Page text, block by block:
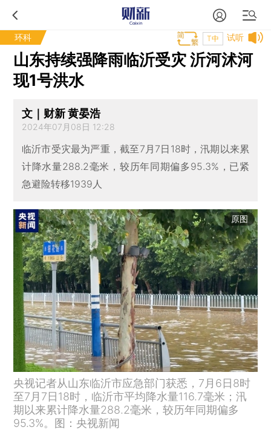
环科 试听
T中
山东持续强降雨临沂受灾 沂河沭河
现1号洪水
文｜财新 黄晏浩
2024年07月08日 12:28
临沂市受灾最为严重，截至7月7日18时，汛期以来累
计降水量288.2毫米，较历年同期偏多95.3%，已紧
急避险转移1939人
原图
央视记者从山东临沂市应急部门获悉，7月6日8时
至7月7日18时，临沂市平均降水量116.7毫米；汛
期以来累计降水量288.2毫米，较历年同期偏多
95.3%。图：央视新闻